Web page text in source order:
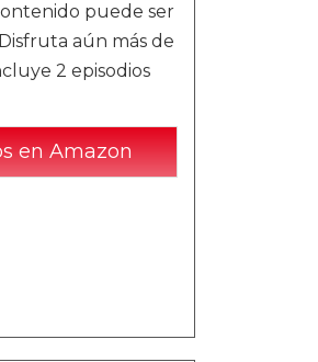
puede ser
aún más de
2 episodios
en Amazon